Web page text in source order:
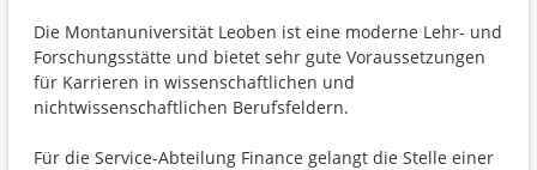
Die Montanuniversität Leoben ist eine moderne Lehr- und
Forschungsstätte und bietet sehr gute Voraussetzungen
für Karrieren in wissenschaftlichen und
nichtwissenschaftlichen Berufsfeldern.
Für die Service-Abteilung Finance gelangt die Stelle einer